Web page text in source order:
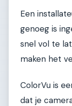
Een
genoeg is
snel vol te
maken het
ColorVu is
dat je